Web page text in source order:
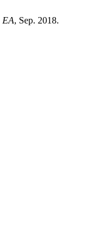
EA, Sep. 2018.